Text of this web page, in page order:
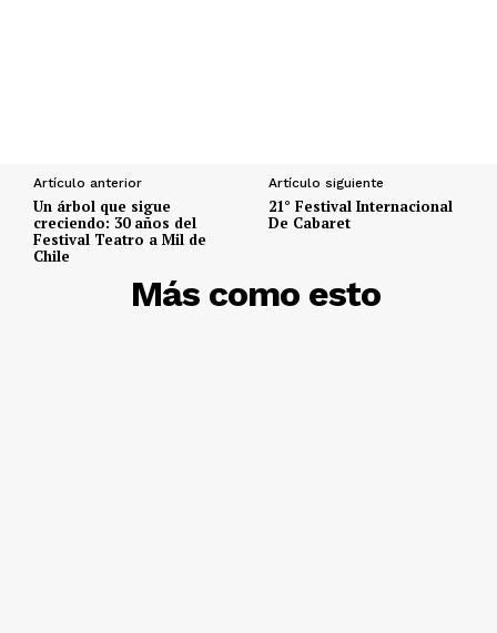
Artículo anterior
Un árbol que sigue
creciendo: 30 años del
Festival Teatro a Mil de
Chile
Artículo siguiente
21° Festival Internacional
De Cabaret
Más como esto
DESCUBRE